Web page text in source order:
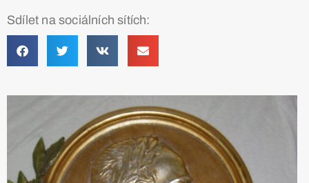
Sdílet na sociálních sítích: